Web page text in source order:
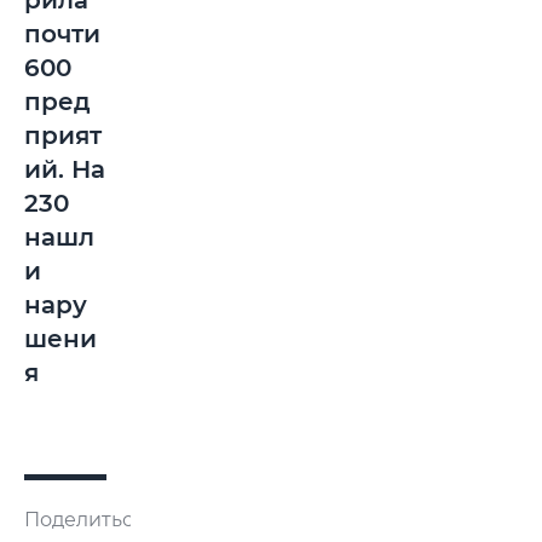
почти
600
пред
прият
ий. На
230
нашл
и
нару
шени
я
Поделиться: